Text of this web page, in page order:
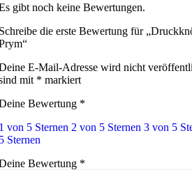
gibt noch keine Bewertungen.
die erste Bewertung für
E-Mail-Adresse wird nicht
mit * markiert
Bewertung *
von 5 Sternen 2 von 5 Sternen 3 von 5
Sternen
Bewertung *